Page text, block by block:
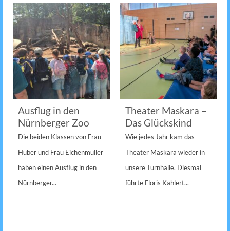
Ausflug in den
Nürnberger Zoo
Die beiden Klassen von Frau
Huber und Frau Eichenmüller
haben einen Ausflug in den
Nürnberger...
Theater Maskara –
Das Glückskind
Wie jedes Jahr kam das
Theater Maskara wieder in
unsere Turnhalle. Diesmal
führte Floris Kahlert...